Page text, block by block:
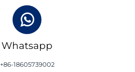
Whatsapp
+86-18605739002